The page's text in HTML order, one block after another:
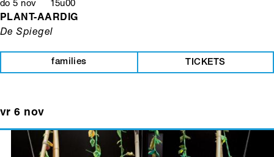
do 5 nov 15u00
PLANT-AARDIG
De Spiegel
families TICKETS
vr 6 nov